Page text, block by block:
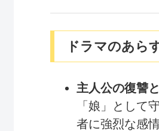
ドラマのあら
主人公の復讐
「娘」として
者に強烈な感